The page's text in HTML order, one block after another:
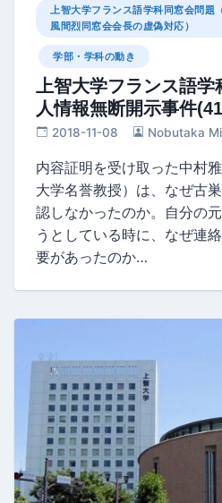
上智大学フランス語学科同窓会問題
風間烈同窓会会長の虚偽対応）
学部・学科の動き
上智大学フランス語学
人情報無断開示事件
2018-11-08 Nobutaka
内容証明を受け取った中村
大学名誉教授）は、なぜ古
認しなかったのか。自分の
うとしている時に、なぜ連
要があったのか…